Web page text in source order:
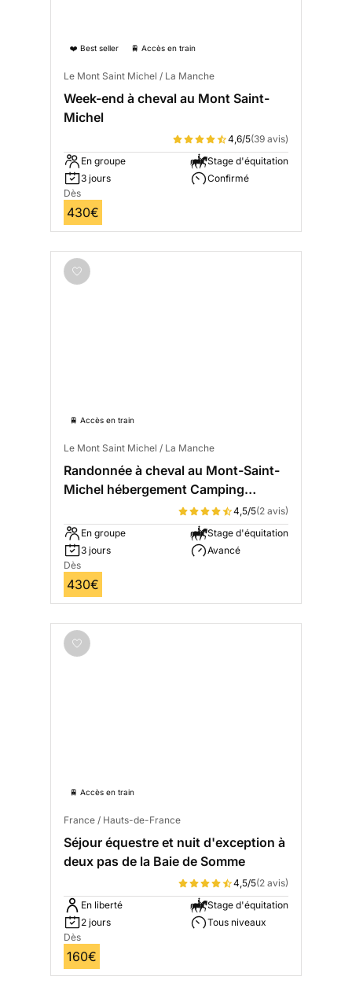
❤️ Best seller 🚆 Accès en train
Le Mont Saint Michel / La Manche
Week-end à cheval au Mont Saint-
Michel
4,6/5(39 avis)
En groupe
3 jours
Stage d'équitation
Confirmé
Dès
430€
🚆 Accès en train
Le Mont Saint Michel / La Manche
Randonnée à cheval au Mont-Saint-
Michel hébergement Camping
4,5/5(2 avis)
En groupe
3 jours
Stage d'équitation
Avancé
Dès
430€
🚆 Accès en train
France / Hauts-de-France
Séjour équestre et nuit d'exception à
deux pas de la Baie de Somme
4,5/5(2 avis)
En liberté
2 jours
Stage d'équitation
Tous niveaux
Dès
160€